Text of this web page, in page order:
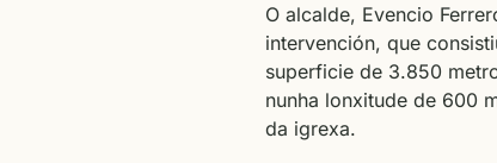
O alcalde, Evencio
intervención, que
superficie de 3.850
nunha lonxitude de 600
da igrexa.